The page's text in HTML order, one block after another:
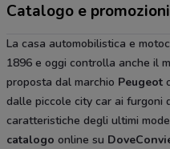
Catalogo e
La casa automobilistica e
1896 e oggi controlla anche il
proposta dal marchio Peugeot
dalle piccole city car ai furgoni
caratteristiche degli ultimi
catalogo online su